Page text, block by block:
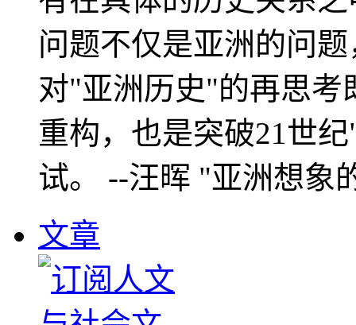
问题不仅是亚洲的问
对"亚洲历史"的再思考
重构，也是突破21世
试。 --汪晖 "亚洲想象
文章